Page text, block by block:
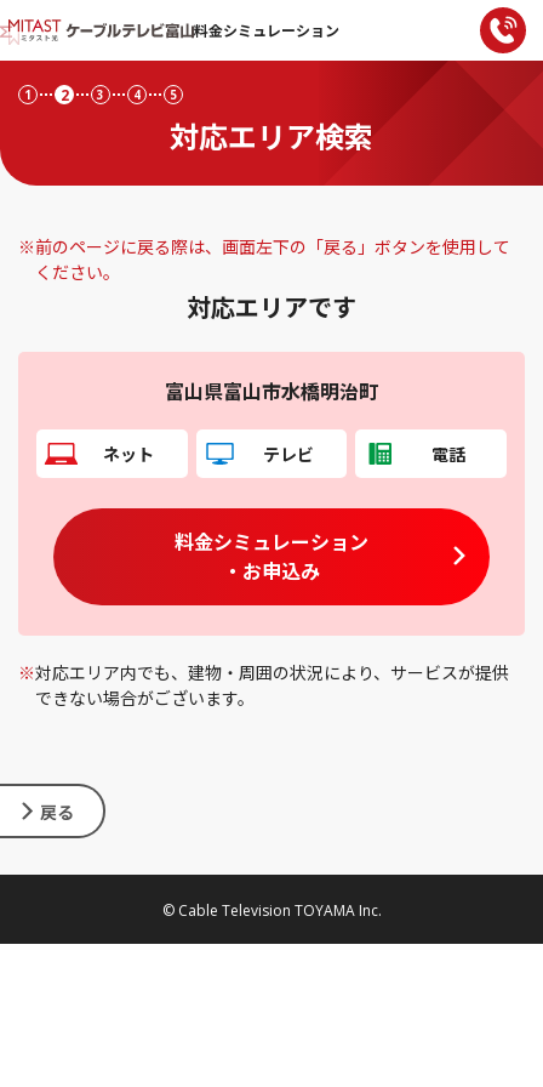
料金シミュレーション
対応エリア検索
1 2 3 4 5
※前のページに戻る際は、画面左下の「戻る」ボタンを使用して
ください。
対応エリアです
富山県富山市水橋明治町
ネット テレビ 電話
料金シミュレーション
・お申込み
※対応エリア内でも、建物・周囲の状況により、サービスが提供
できない場合がございます。
戻る
© Cable Television TOYAMA Inc.